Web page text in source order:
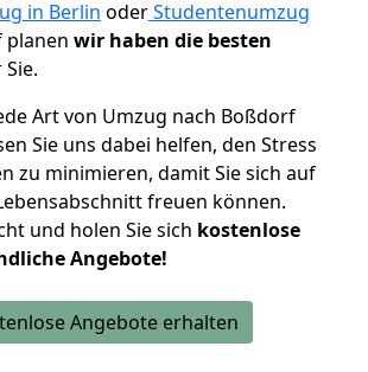
in Berlin oderStudentenumzug
planen wir haben die besten
Art von Umzug nach Boßdorf
Sie uns dabei helfen, den Stress
zu minimieren, damit Sie sich auf
freuen können.
und holen Sie sich kostenlose
Angebote!
Angebote erhalten